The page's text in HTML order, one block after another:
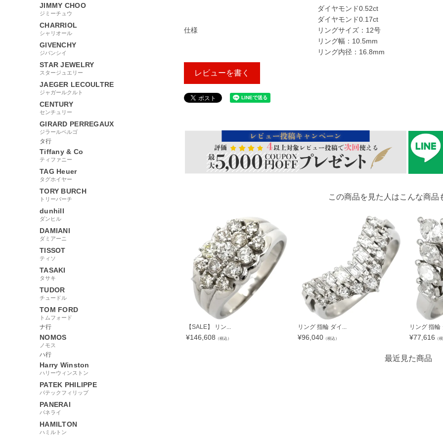
JIMMY CHOO
ジミーチュウ
CHARRIOL
シャリオール
GIVENCHY
ジバンシイ
STAR JEWELRY
スタージュエリー
JAEGER LECOULTRE
ジャガールクルト
CENTURY
センチュリー
GIRARD PERREGAUX
ジラールペルゴ
タ行
Tiffany & Co
ティファニー
TAG Heuer
タグホイヤー
TORY BURCH
トリーバーチ
dunhill
ダンヒル
DAMIANI
ダミアーニ
TISSOT
ティソ
TASAKI
タサキ
TUDOR
チュードル
TOM FORD
トムフォード
ナ行
NOMOS
ノモス
ハ行
Harry Winston
ハリーウィンストン
PATEK PHILIPPE
パテックフィリップ
PANERAI
パネライ
HAMILTON
ハミルトン
仕様
ダイヤモンド0.52ct
ダイヤモンド0.17ct
リングサイズ：12号
リング幅：10.5mm
リング内径：16.8mm
レビューを書く
この商品を見た人はこんな商品
【SALE】 リン...
¥146,608 （税込）
リング 指輪 ダイ...
¥96,040 （税込）
リング 指輪
¥77,616 （
最近見た商品